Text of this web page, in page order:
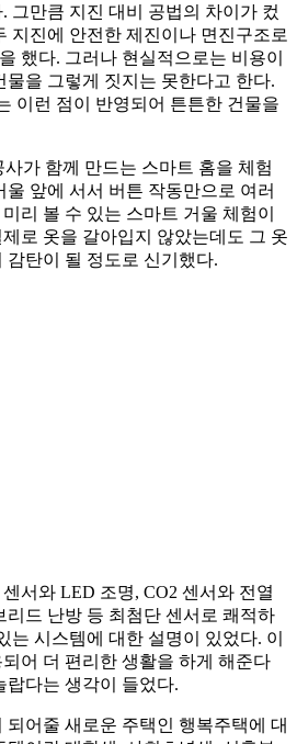
그만큼 지진 대비 공법의 차이가 컸
지진에 안전한 제진이나 면진구조로
했다. 그러나 현실적으로는 비용이
물을 그렇게 짓지는 못한다고 한다.
이런 점이 반영되어 튼튼한 건물을
가 함께 만드는 스마트 홈을 체험
앞에 서서 버튼 작동만으로 여러
리 볼 수 있는 스마트 거울 체험이
로 옷을 갈아입지 않았는데도 그 옷
감탄이 될 정도로 신기했다.
서와 LED 조명, CO2 센서와 전열
리드 난방 등 최첨단 센서로 쾌적하
는 시스템에 대한 설명이 있었다. 이
어 더 편리한 생활을 하게 해준다
랍다는 생각이 들었다.
어줄 새로운 주택인 행복주택에 대